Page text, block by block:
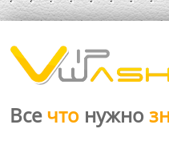
Все что нужно